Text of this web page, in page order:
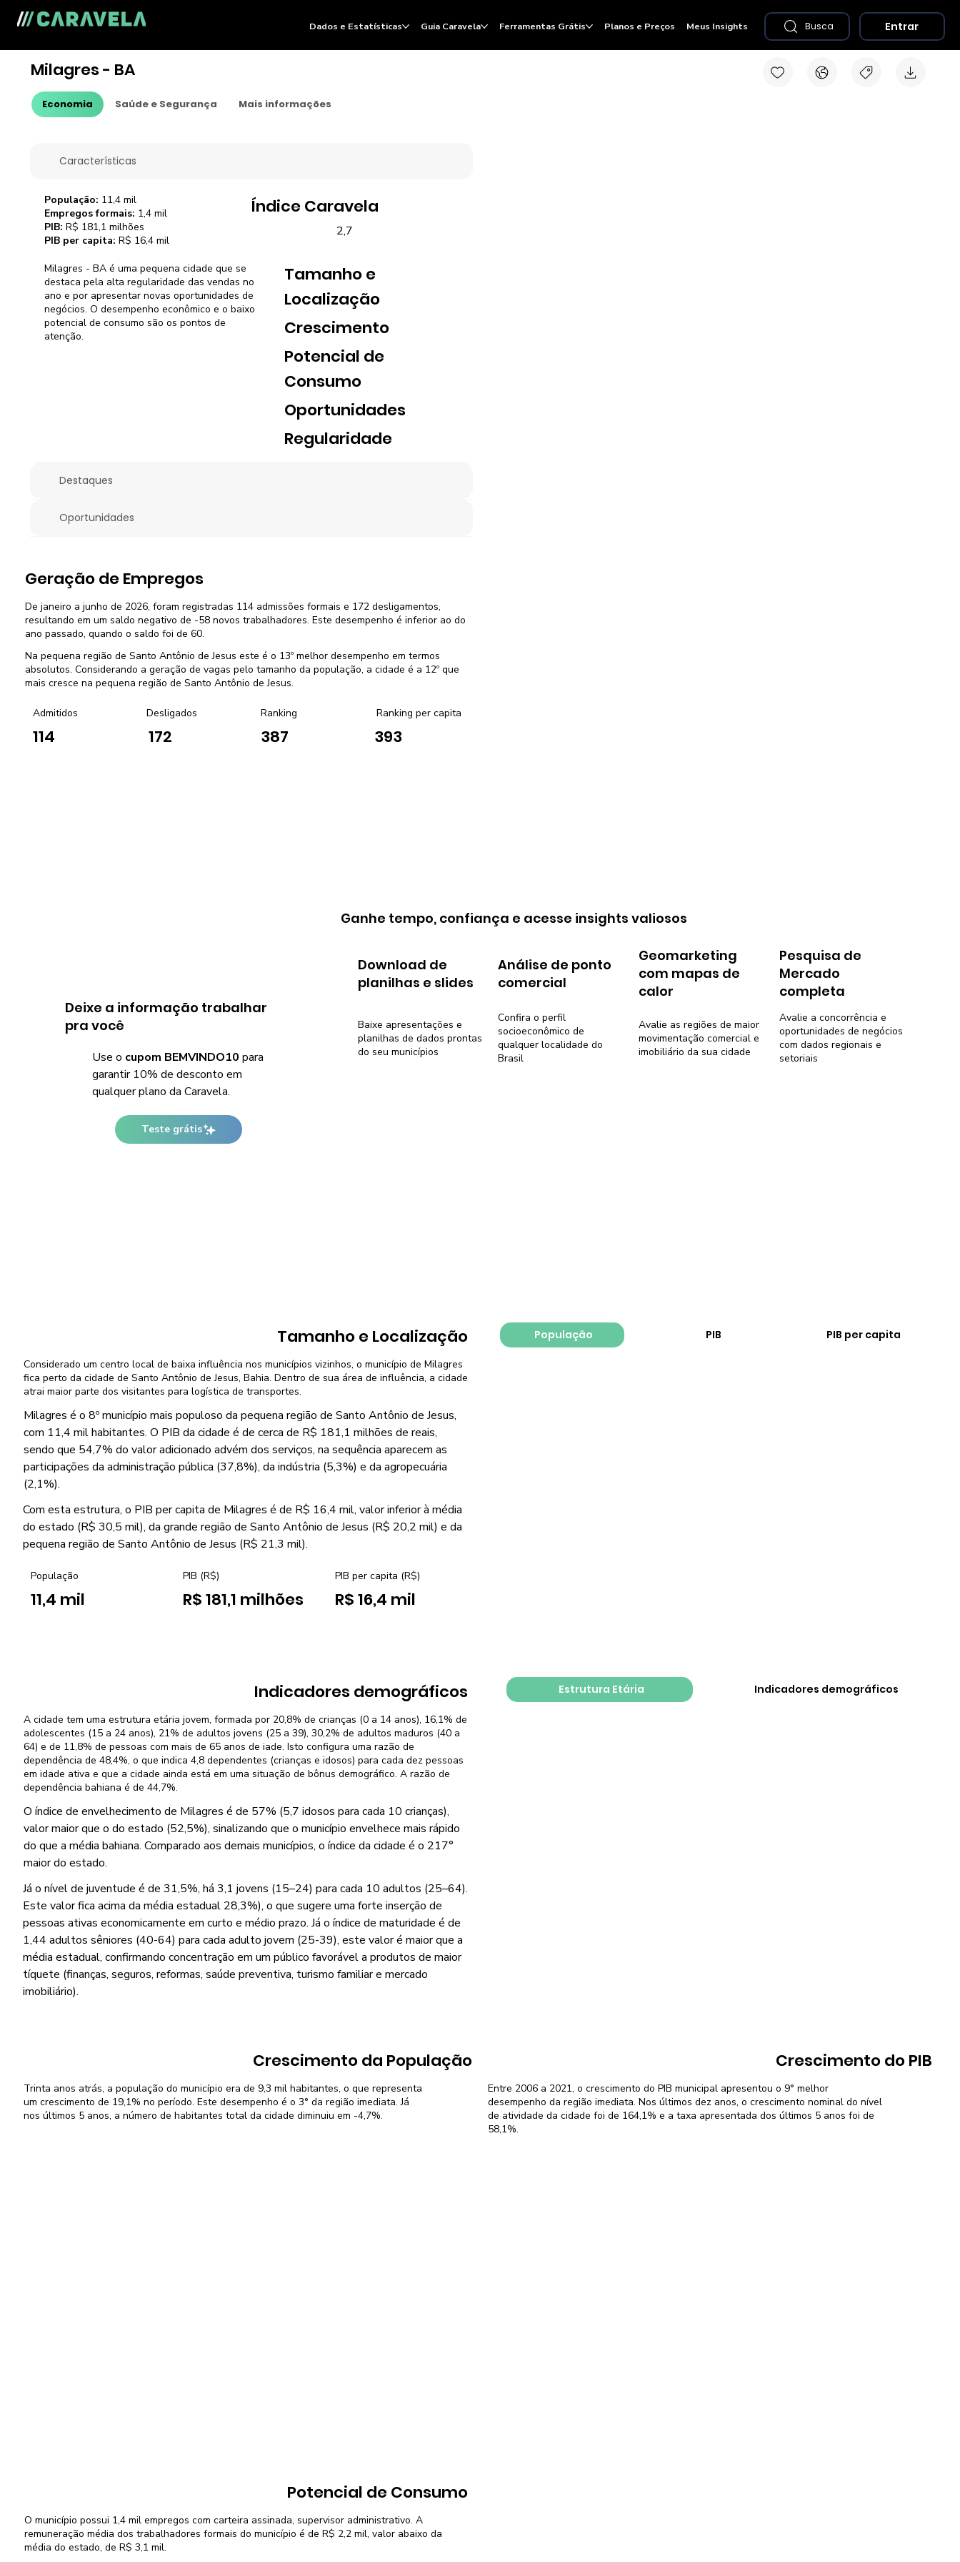
Características
Milagres - BA é uma pequena cidade que se
destaca pela alta regularidade das vendas no
ano e por apresentar novas oportunidades de
negócios. O desempenho econômico e o baixo
potencial de consumo são os pontos de
atenção.
Índice Caravela
2,7
Tamanho e
Localização
Crescimento
Potencial de
Consumo
Oportunidades
Regularidade
População: 11,4 mil
Empregos formais: 1,4 mil
PIB: R$ 181,1 milhões
PIB per capita: R$ 16,4 mil
Destaques
Oportunidades
Geração de Empregos
De janeiro a junho de 2026, foram registradas 114 admissões formais e 172 desligamentos,
resultando em um saldo negativo de -58 novos trabalhadores. Este desempenho é inferior ao do
ano passado, quando o saldo foi de 60.
Na pequena região de Santo Antônio de Jesus este é o 13º melhor desempenho em termos
absolutos. Considerando a geração de vagas pelo tamanho da população, a cidade é a 12º que
mais cresce na pequena região de Santo Antônio de Jesus.
Admitidos
114
Desligados
172
Ranking
387
Ranking per capita
393
Deixe a informação trabalhar
pra você
Use o cupom BEMVINDO10 para
garantir 10% de desconto em
qualquer plano da Caravela.
Teste grátis
Download de
planilhas e slides
Baixe apresentações e
planilhas de dados prontas
do seu municípios
Análise de ponto
comercial
Confira o perfil
socioeconômico de
qualquer localidade do
Brasil
Geomarketing
com mapas de
calor
Avalie as regiões de maior
movimentação comercial e
imobiliário da sua cidade
Pesquisa de
Mercado
completa
Avalie a concorrência e
oportunidades de negócios
com dados regionais e
setoriais
Ganhe tempo, confiança e acesse insights valiosos
População PIB PIB per capita
Estrutura Etária Indicadores demográficos
Tamanho e Localização
Considerado um centro local de baixa influência nos municípios vizinhos, o município de Milagres
fica perto da cidade de Santo Antônio de Jesus, Bahia. Dentro de sua área de influência, a cidade
atrai maior parte dos visitantes para logística de transportes.
Milagres é o 8º município mais populoso da pequena região de Santo Antônio de Jesus,
com 11,4 mil habitantes. O PIB da cidade é de cerca de R$ 181,1 milhões de reais,
sendo que 54,7% do valor adicionado advém dos serviços, na sequência aparecem as
participações da administração pública (37,8%), da indústria (5,3%) e da agropecuária
(2,1%).
Com esta estrutura, o PIB per capita de Milagres é de R$ 16,4 mil, valor inferior à média
do estado (R$ 30,5 mil), da grande região de Santo Antônio de Jesus (R$ 20,2 mil) e da
pequena região de Santo Antônio de Jesus (R$ 21,3 mil).
População
11,4 mil
PIB (R$)
R$ 181,1 milhões
PIB per capita (R$)
R$ 16,4 mil
Indicadores demográficos
A cidade tem uma estrutura etária jovem, formada por 20,8% de crianças (0 a 14 anos), 16,1% de
adolescentes (15 a 24 anos), 21% de adultos jovens (25 a 39), 30,2% de adultos maduros (40 a
64) e de 11,8% de pessoas com mais de 65 anos de iade. Isto configura uma razão de
dependência de 48,4%, o que indica 4,8 dependentes (crianças e idosos) para cada dez pessoas
em idade ativa e que a cidade ainda está em uma situação de bônus demográfico. A razão de
dependência bahiana é de 44,7%.
O índice de envelhecimento de Milagres é de 57% (5,7 idosos para cada 10 crianças),
valor maior que o do estado (52,5%), sinalizando que o município envelhece mais rápido
do que a média bahiana. Comparado aos demais municípios, o índice da cidade é o 217°
maior do estado.
Já o nível de juventude é de 31,5%, há 3,1 jovens (15–24) para cada 10 adultos (25–64).
Este valor fica acima da média estadual 28,3%), o que sugere uma forte inserção de
pessoas ativas economicamente em curto e médio prazo. Já o índice de maturidade é de
1,44 adultos sêniores (40-64) para cada adulto jovem (25-39), este valor é maior que a
média estadual, confirmando concentração em um público favorável a produtos de maior
tíquete (finanças, seguros, reformas, saúde preventiva, turismo familiar e mercado
imobiliário).
Crescimento da População
Trinta anos atrás, a população do município era de 9,3 mil habitantes, o que representa
um crescimento de 19,1% no período. Este desempenho é o 3° da região imediata. Já
nos últimos 5 anos, a número de habitantes total da cidade diminuiu em -4,7%.
Crescimento do PIB
Entre 2006 a 2021, o crescimento do PIB municipal apresentou o 9° melhor
desempenho da região imediata. Nos últimos dez anos, o crescimento nominal do nível
de atividade da cidade foi de 164,1% e a taxa apresentada dos últimos 5 anos foi de
58,1%.
Potencial de Consumo
O município possui 1,4 mil empregos com carteira assinada, supervisor administrativo. A
remuneração média dos trabalhadores formais do município é de R$ 2,2 mil, valor abaixo da
média do estado, de R$ 3,1 mil.
Economia Saúde e Segurança Mais informações
Milagres - BA
Dados e Estatísticas Guia Caravela Ferramentas Grátis Planos e Preços Meus Insights Busca Entrar